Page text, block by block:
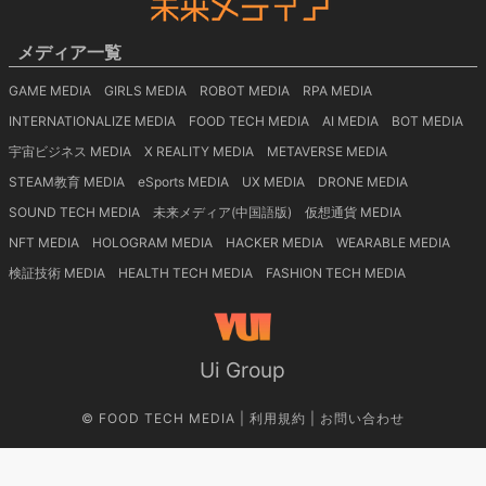
メディア一覧
GAME MEDIA GIRLS MEDIA ROBOT MEDIA
RPA MEDIA
INTERNATIONALIZE MEDIA
FOOD TECH MEDIA AI MEDIA
BOT MEDIA
宇宙ビジネス MEDIA
X REALITY MEDIA
METAVERSE MEDIA
STEAM教育 MEDIA
eSports MEDIA UX MEDIA
DRONE MEDIA
SOUND TECH MEDIA
未来メディア(中国語版)
仮想通貨 MEDIA
NFT MEDIA
HOLOGRAM MEDIA HACKER MEDIA
WEARABLE MEDIA
検証技術 MEDIA
HEALTH TECH MEDIA FASHION TECH MEDIA
Ui Group
© FOOD TECH MEDIA 利用規約 お問い合わせ